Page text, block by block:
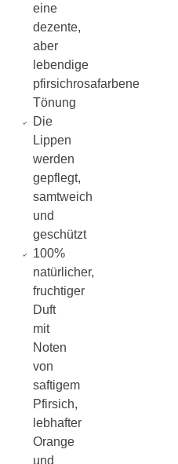
eine
dezente,
aber
lebendige
pfirsichrosafarbene
Tönung
Die
Lippen
werden
gepflegt,
samtweich
und
geschützt
100%
natürlicher,
fruchtiger
Duft
mit
Noten
von
saftigem
Pfirsich,
lebhafter
Orange
und